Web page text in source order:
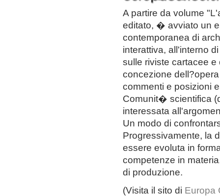
A partire da volume
editato, � avviato un
contemporanea di
interattiva, all'interno
sulle riviste cartacee
concezione
commenti e posizioni
Comunit� scientifica
interessata
Un modo di
Progressivamente, la
essere evoluta in
competenze in
di produzione.
(Visita il sito di Europa